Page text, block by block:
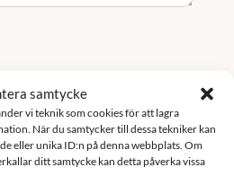
samtycke
vi teknik som cookies för att lagra
När du samtycker till dessa tekniker kan
eller unika ID:n på denna webbplats. Om
ditt samtycke kan detta påverka vissa